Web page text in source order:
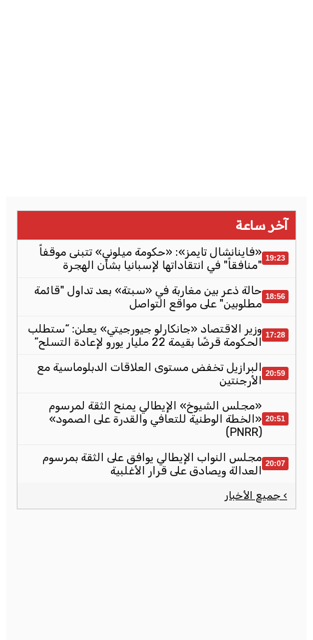
آخر ساعة
19:23 «فاينانشال تايمز»: «حكومة ميلوني» تتبنى موقفاً
"منافقاً" في انتقاداتها لإسبانيا بشأن الهجرة
18:56 حالة ذعر بين مغاربة في «سبتة» بعد تداول "قائمة
مطلوبين" على مواقع التواصل
17:28 وزير الاقتصاد «جانكارلو جيورجيتي» يعلن: “ستطلب
الحكومة قرضًا بقيمة 22 مليار يورو لإعادة التسلح”
20:59 البرازيل تخفض مستوى العلاقات الدبلوماسية مع
الأرجنتين
20:51
«مجلس الشيوخ» الإيطالي يمنح الثقة لمرسوم
«الخطة الوطنية للتعافي والقدرة على الصمود»
(PNRR)
20:07 مجلس النواب الإيطالي يوافق على الثقة بمرسوم
العدالة ويصادق على قرار الأغلبية
› جميع الأخبار